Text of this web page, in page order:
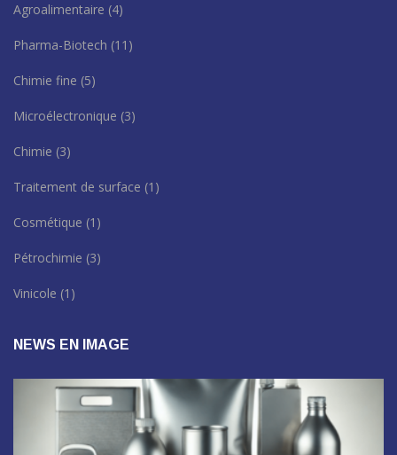
Agroalimentaire (4)
Pharma-Biotech (11)
Chimie fine (5)
Microélectronique (3)
Chimie (3)
Traitement de surface (1)
Cosmétique (1)
Pétrochimie (3)
Vinicole (1)
NEWS EN IMAGE